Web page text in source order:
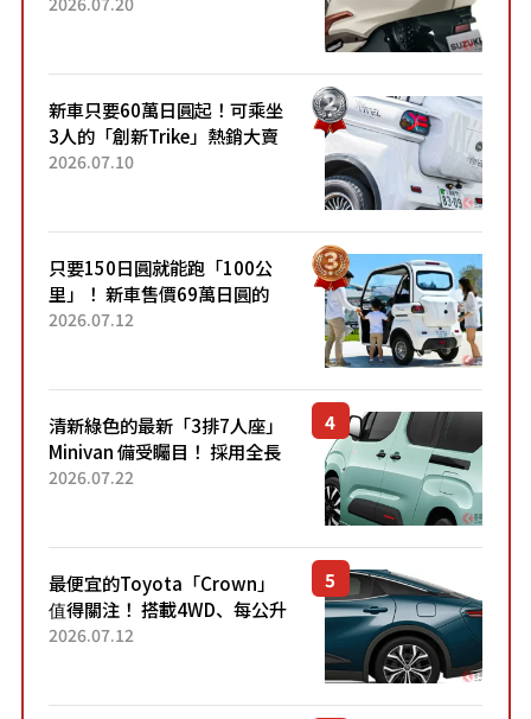
新車只要60萬日圓起！可乘坐
3人的「創新Trike」熱銷大賣
成為人氣車款！「養車成本真
2026.07.10
只要150日圓就能跑「100公
里」！ 新車售價69萬日圓的
「3人座」Trike大受歡迎！ 順
2026.07.12
清新綠色的最新「3排7人座」
Minivan 備受矚目！ 採用全長
4.7公尺剛剛好的車身尺寸與
2026.07.22
最便宜的Toyota「Crown」
值得關注！ 搭載4WD、每公升
22.4公里低油耗表現超亮眼！
2026.07.12